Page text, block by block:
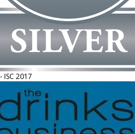
ISC 2017